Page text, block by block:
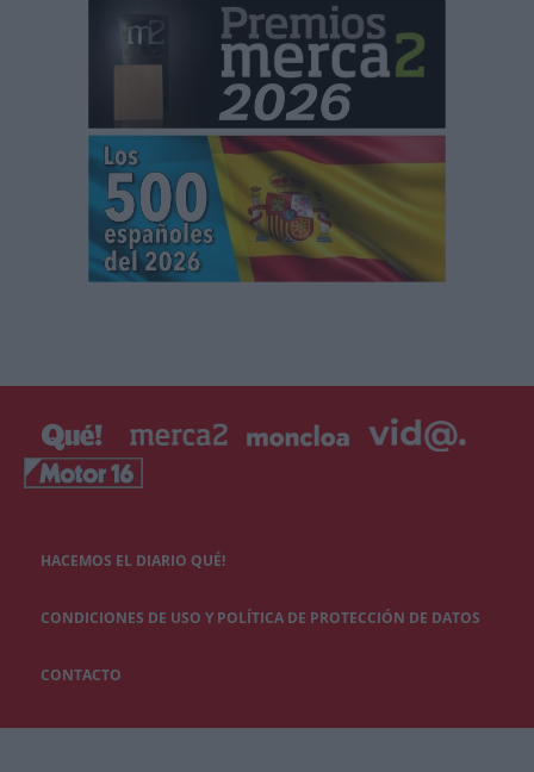
HACEMOS EL DIARIO QUÉ!
CONDICIONES DE USO Y POLÍTICA DE PROTECCIÓN DE DATOS
CONTACTO